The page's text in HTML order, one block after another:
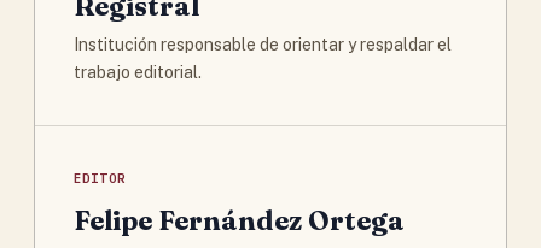
Institución responsable de orientar y respaldar el
trabajo editorial.
EDITOR
Felipe Fernández Ortega